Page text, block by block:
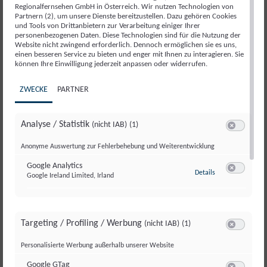
August 2026
Salzburg kompakt 07.08.2026
06. SONDERSENDUNG
06. SONDERSENDUNG
06. SONDERSENDUNG
06. SONDERSENDUNG
06. SONDERSENDUNG
06.
August 2026
SALZBURG KOMPAKT
Salzburg kompakt 05.08.2026
04.
04.
04.
04.
04.
04.
04.
04.
Regionalfernsehen GmbH in Österreich. Wir nutzen Technologien von
Partnern (2), um unsere Dienste bereitzustellen. Dazu gehören Cookies
und Tools von Drittanbietern zur Verarbeitung einiger Ihrer
personenbezogenen Daten. Diese Technologien sind für die Nutzung der
Website nicht zwingend erforderlich. Dennoch ermöglichen sie es uns,
einen besseren Service zu bieten und enger mit Ihnen zu interagieren. Sie
können Ihre Einwilligung jederzeit anpassen oder widerrufen.
ZWECKE PARTNER
Analyse / Statistik (nicht IAB) (1)
Anonyme Auswertung zur Fehlerbehebung und Weiterentwicklung
Google Analytics
Google Ireland Limited, Irland Details zu Google
Targeting / Profiling / Werbung (nicht IAB) (1)
Personalisierte Werbung außerhalb unserer Website
Google GTag